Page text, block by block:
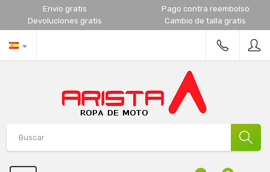
Envío gratis
Pago contra reembolso
Devoluciones gratis
Cambio de talla gratis